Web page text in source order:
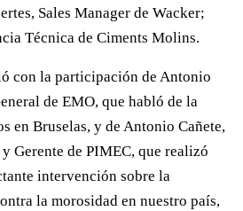
Sales Manager de Wacker;
Técnica de Ciments Molins.
con la participación de Antonio
de EMO, que habló de la
en Bruselas, y de Antonio Cañete,
Gerente de PIMEC, que realizó
intervención sobre la
la morosidad en nuestro país,